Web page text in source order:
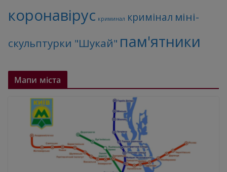
коронавірус криминал кримінал міні-
скульптурки "Шукай" пам'ятники
Мапи міста